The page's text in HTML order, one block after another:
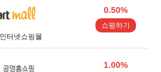
터넷쇼핑몰
0.50%
쇼핑하기
1.00%